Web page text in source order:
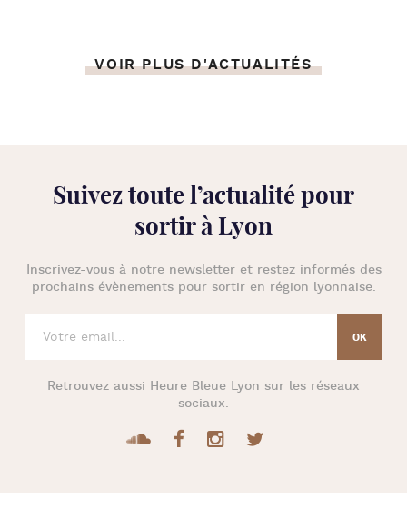
VOIR PLUS D'ACTUALITÉS
Suivez toute l’actualité pour
sortir à Lyon
Inscrivez-vous à notre newsletter et restez informés des
prochains évènements pour sortir en région lyonnaise.
Retrouvez aussi Heure Bleue Lyon sur les réseaux
sociaux.